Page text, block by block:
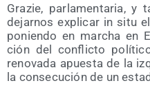
Gra­zie, par­la­men­ta­ria, y
dejar­nos expli­car in situ
ponien­do en mar­cha en
ción del con­flic­to
reno­va­da apues­ta de la
la con­se­cu­ción de un